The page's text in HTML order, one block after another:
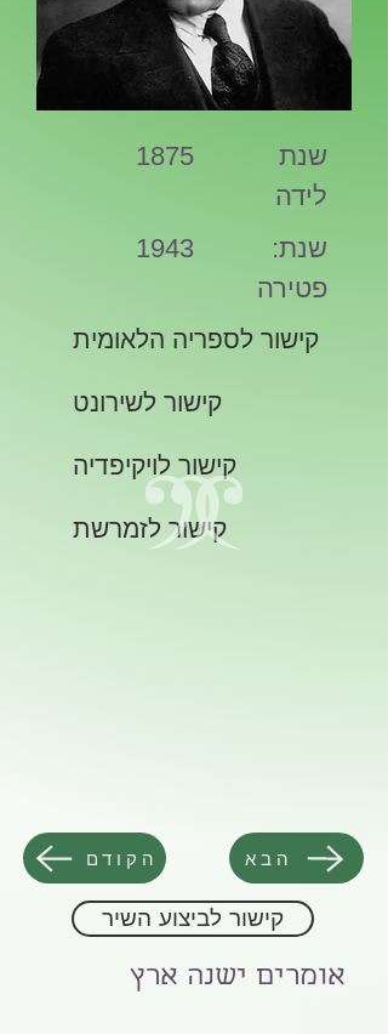
1875
שנת
לידה
1943
:שנת
פטירה
קישור לספריה הלאומית
קישור לשירונט
קישור לויקיפדיה
קישור לזמרשת
הקודם הבא
קישור לביצוע השיר
אומרים ישנה ארץ